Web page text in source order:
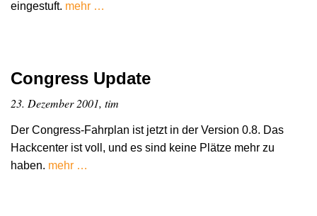
eingestuft. mehr …
Congress Update
23. Dezember 2001, tim
Der Congress-Fahrplan ist jetzt in der Version 0.8. Das
Hackcenter ist voll, und es sind keine Plätze mehr zu
haben. mehr …